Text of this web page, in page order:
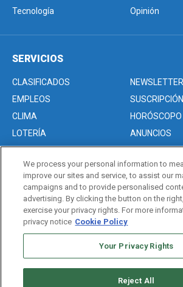
Tecnología
Opinión
SERVICIOS
CLASIFICADOS
NEWSLETTER
EMPLEOS
SUSCRIPCIÓN
CLIMA
HORÓSCOPO
LOTERÍA
ANUNCIOS
Acerca de nosotros
Advertise with Us/Anuncios
Politica de Privacidad
Editorial Guidelines
We process your personal information to
improve our sites and service, to assist our
campaigns and to provide personalised
advertising. By clicking the button on the
exercise your privacy rights. For more
privacy notice Cookie Policy
Your Privacy Rights
Reject All